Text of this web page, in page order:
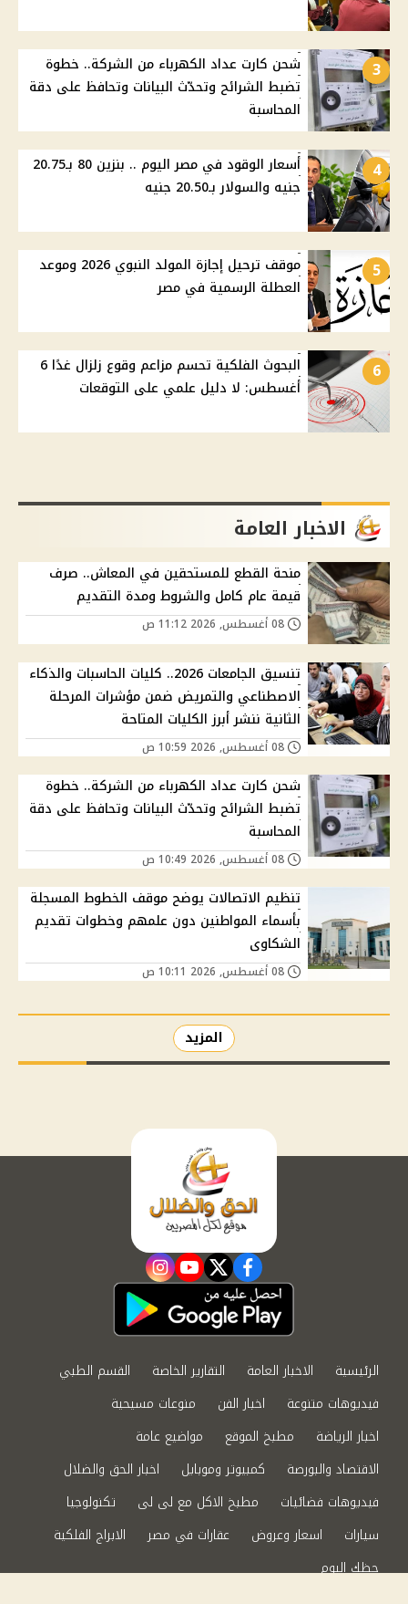
3
شحن كارت عداد الكهرباء من الشركة.. خطوة
تضبط الشرائح وتحدّث البيانات وتحافظ على دقة
المحاسبة
4
أسعار الوقود في مصر اليوم .. بنزين 80 بـ20.75
جنيه والسولار بـ20.50 جنيه
5
موقف ترحيل إجازة المولد النبوي 2026 وموعد
العطلة الرسمية في مصر
6
البحوث الفلكية تحسم مزاعم وقوع زلزال غدًا 6
أغسطس: لا دليل علمي على التوقعات
الاخبار العامة
منحة القطع للمستحقين في المعاش.. صرف
قيمة عام كامل والشروط ومدة التقديم
تنسيق الجامعات 2026.. كليات الحاسبات والذكاء
الاصطناعي والتمريض ضمن مؤشرات المرحلة
الثانية ننشر أبرز الكليات المتاحة
شحن كارت عداد الكهرباء من الشركة.. خطوة
تضبط الشرائح وتحدّث البيانات وتحافظ على دقة
المحاسبة
تنظيم الاتصالات يوضح موقف الخطوط المسجلة
بأسماء المواطنين دون علمهم وخطوات تقديم
الشكاوى
المزيد
facebook
twitter
youtube
instagram
الرئيسية الاخبار العامة التقارير الخاصة
القسم الطبي
فيديوهات متنوعة
اخبار الفن
منوعات مسيحية
اخبار الرياضة
مطبخ الموقع
مواضيع عامة
الاقتصاد والبورصة
كمبيوتر وموبايل
اخبار الحق والضلال
فيديوهات فضائيات
مطبخ الاكل مع لى لى
تكنولوجيا
سيارات
اسعار وعروض عقارات في مصر
الابراج الفلكية
حظك اليوم